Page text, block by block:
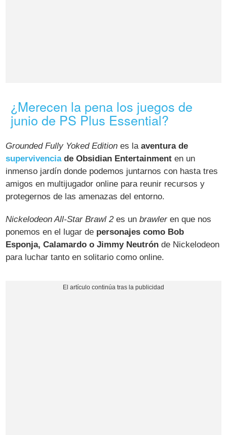
¿Merecen la pena los juegos de
junio de PS Plus Essential?
Grounded Fully Yoked Edition es laaventura de
supervivenciade Obsidian Entertainment en un
inmenso jardín donde podemos juntarnos con hasta tres
amigos en multijugador online para reunir recursos y
protegernos de las amenazas del entorno.
Nickelodeon All-Star Brawl 2es unbrawleren que nos
ponemos en el lugar de personajes como Bob
Esponja, Calamardo o Jimmy Neutrón de Nickelodeon
para luchar tanto en solitario como online.